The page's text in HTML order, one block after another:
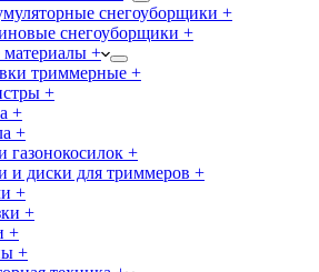
снегоуборщики +
снегоуборщики +
материалы +
триммерные +
+
+
+
газонокосилок +
и диски для триммеров +
+
+
+
+